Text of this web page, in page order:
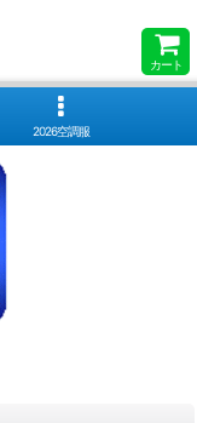
カート
2026空調服